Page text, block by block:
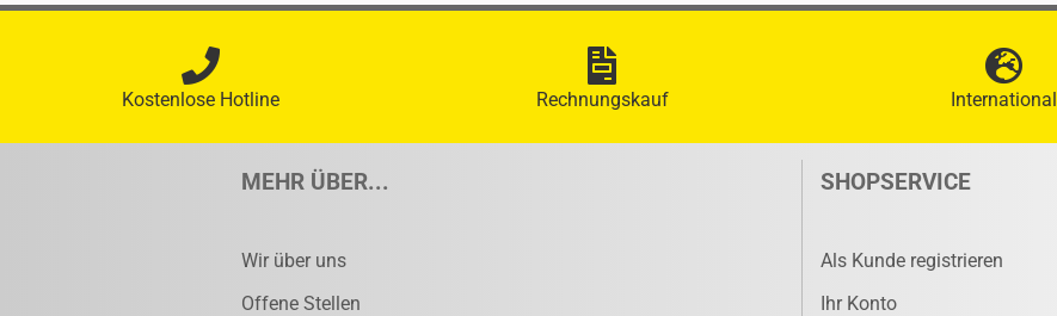
Kostenlose Hotline Rechnungskauf International
MEHR ÜBER...
Wir über uns
Offene Stellen
SHOPSERVICE
Als Kunde registrieren
Ihr Konto